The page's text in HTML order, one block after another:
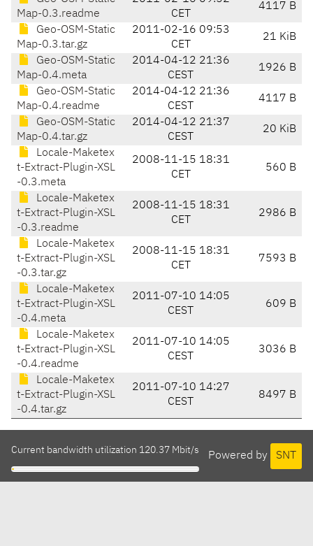
Map-0.3.readme
CET
4117 B
Geo-OSM-Static
Map-0.3.tar.gz
2011-02-16 09:53
CET
21 KiB
Geo-OSM-Static
Map-0.4.meta
2014-04-12 21:36
CEST
1926 B
Geo-OSM-Static
Map-0.4.readme
2014-04-12 21:36
CEST
4117 B
Geo-OSM-Static
Map-0.4.tar.gz
2014-04-12 21:37
CEST
20 KiB
Locale-Maketex
t-Extract-Plugin-XSL
-0.3.meta
2008-11-15 18:31
CET
560 B
Locale-Maketex
t-Extract-Plugin-XSL
-0.3.readme
2008-11-15 18:31
CET
2986 B
Locale-Maketex
t-Extract-Plugin-XSL
-0.3.tar.gz
2008-11-15 18:31
CET
7593 B
Locale-Maketex
t-Extract-Plugin-XSL
-0.4.meta
2011-07-10 14:05
CEST
609 B
Locale-Maketex
t-Extract-Plugin-XSL
-0.4.readme
2011-07-10 14:05
CEST
3036 B
Locale-Maketex
t-Extract-Plugin-XSL
-0.4.tar.gz
2011-07-10 14:27
CEST
8497 B
Powered by SNT
Current bandwidth utilization 120.37 Mbit/s